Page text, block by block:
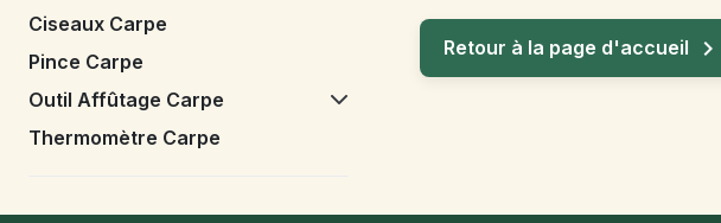
Ciseaux Carpe
Pince Carpe
Outil Affûtage Carpe
Thermomètre Carpe
Retour à la page d'accueil 